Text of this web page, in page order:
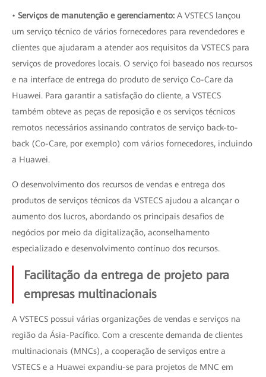
• Serviços de manutenção e gerenciamento: A VSTECS lançou
um serviço técnico de vários fornecedores para revendedores e
clientes que ajudaram a atender aos requisitos da VSTECS para
serviços de provedores locais. O serviço foi baseado nos recursos
e na interface de entrega do produto de serviço Co-Care da
Huawei. Para garantir a satisfação do cliente, a VSTECS
também obteve as peças de reposição e os serviços técnicos
remotos necessários assinando contratos de serviço back-to-
back (Co-Care, por exemplo) com vários fornecedores, incluindo
a Huawei.
O desenvolvimento dos recursos de vendas e entrega dos
produtos de serviços técnicos da VSTECS ajudou a alcançar o
aumento dos lucros, abordando os principais desafios de
negócios por meio da digitalização, aconselhamento
especializado e desenvolvimento contínuo dos recursos.
Facilitação da entrega de projeto para
empresas multinacionais
A VSTECS possui várias organizações de vendas e serviços na
região da Ásia-Pacífico. Com a crescente demanda de clientes
multinacionais (MNCs), a cooperação de serviços entre a
VSTECS e a Huawei expandiu-se para projetos de MNC em